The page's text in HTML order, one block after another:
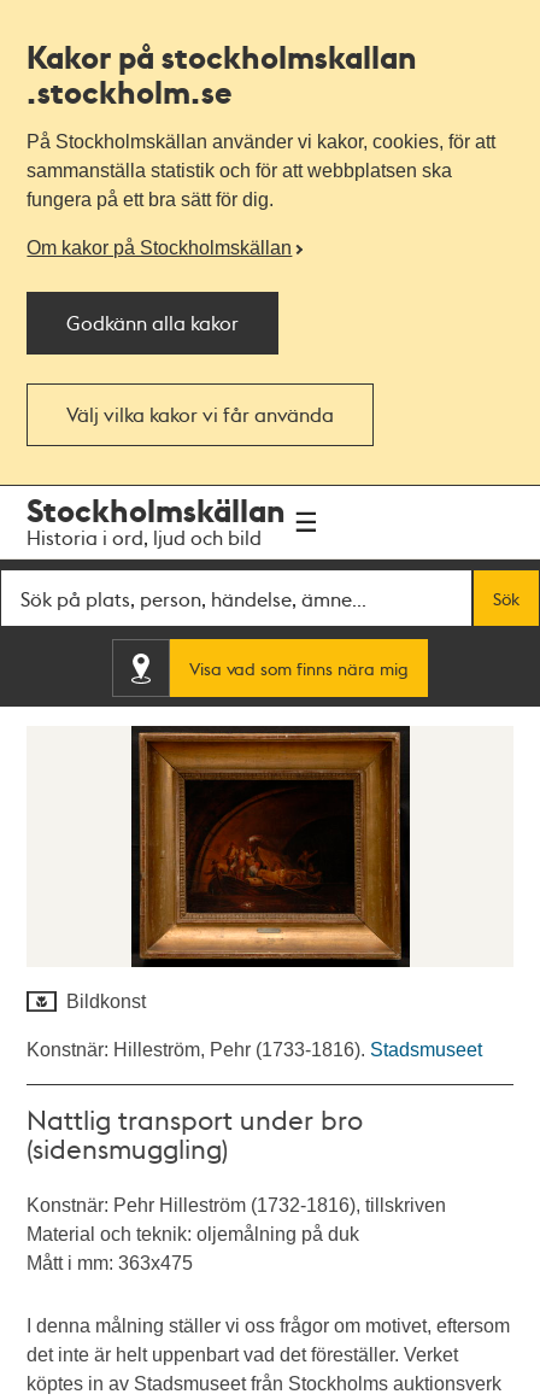
Kakor på stockholmskallan
.stockholm.se
På Stockholmskällan använder vi kakor, cookies, för att
sammanställa statistik och för att webbplatsen ska
fungera på ett bra sätt för dig.
Om kakor på Stockholmskällan
Godkänn alla kakor
Välj vilka kakor vi får använda
navigationen
huvudinnehållet
Stockholmskällan
Historia i ord, ljud och bild
Sök
Visa vad som finns nära mig
Bildkonst
Konstnär: Hilleström, Pehr (1733-1816). Stadsmuseet
Nattlig transport under bro
(sidensmuggling)
Konstnär: Pehr Hilleström (1732-1816), tillskriven
Material och teknik: oljemålning på duk
Mått i mm: 363x475
I denna målning ställer vi oss frågor om motivet, eftersom
det inte är helt uppenbart vad det föreställer. Verket
köptes in av Stadsmuseet från Stockholms auktionsverk